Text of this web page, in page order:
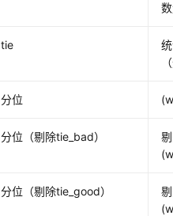
数
tie
分位
分位（剔除tie_bad）
分位（剔除tie_good）